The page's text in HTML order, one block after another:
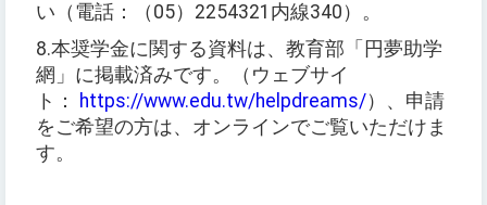
い（電話：（ 05） 2254321 内線340 ）。
8.本奨学金に関する資料は、教育部「円夢助学
網」に掲載済みです。
（ ウェブサイ
ト：
https://www.edu.tw/helpdreams/） 、申請
をご希望の方は、オンラインでご覧いただけま
す。